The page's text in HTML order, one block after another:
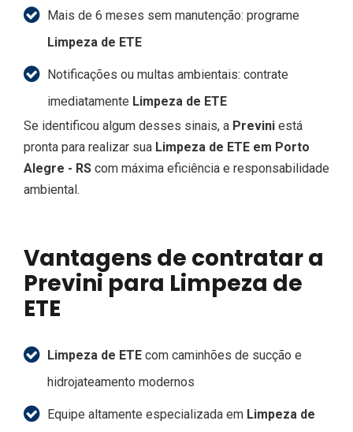
Mais de 6 meses sem manutenção: programe
Limpeza de ETE
Notificações ou multas ambientais: contrate
imediatamente Limpeza de ETE
Se identificou algum desses sinais, a Previni está
pronta para realizar sua Limpeza de ETE em Porto
Alegre - RS com máxima eficiência e responsabilidade
ambiental.
Vantagens de contratar a
Previni para Limpeza de
ETE
Limpeza de ETE com caminhões de sucção e
hidrojateamento modernos
Equipe altamente especializada em Limpeza de